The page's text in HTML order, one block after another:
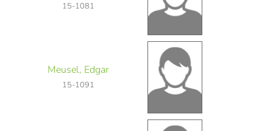
15-1081
Meusel, Edgar
15-1091